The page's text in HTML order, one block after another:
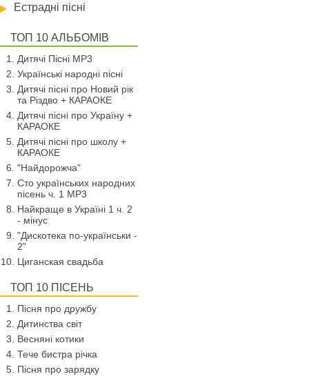
Естрадні пісні
ТОП 10 АЛЬБОМІВ
Дитячі Пісні MP3
Українські народні пісні
Дитячі пісні про Новий рік
та Різдво + КАРАОКЕ
Дитячі пісні про Україну +
КАРАОКЕ
Дитячі пісні про школу +
КАРАОКЕ
"Найдорожча"
Сто українських народних
пісень ч. 1 МР3
Найкраще в Україні 1 ч. 2
- мінус
"Дискотека по-українськи -
2"
Циганская свадьба
ТОП 10 ПІСЕНЬ
Пісня про дружбу
Дитинства світ
Весняні котики
Тече бистра річка
Пісня про зарядку